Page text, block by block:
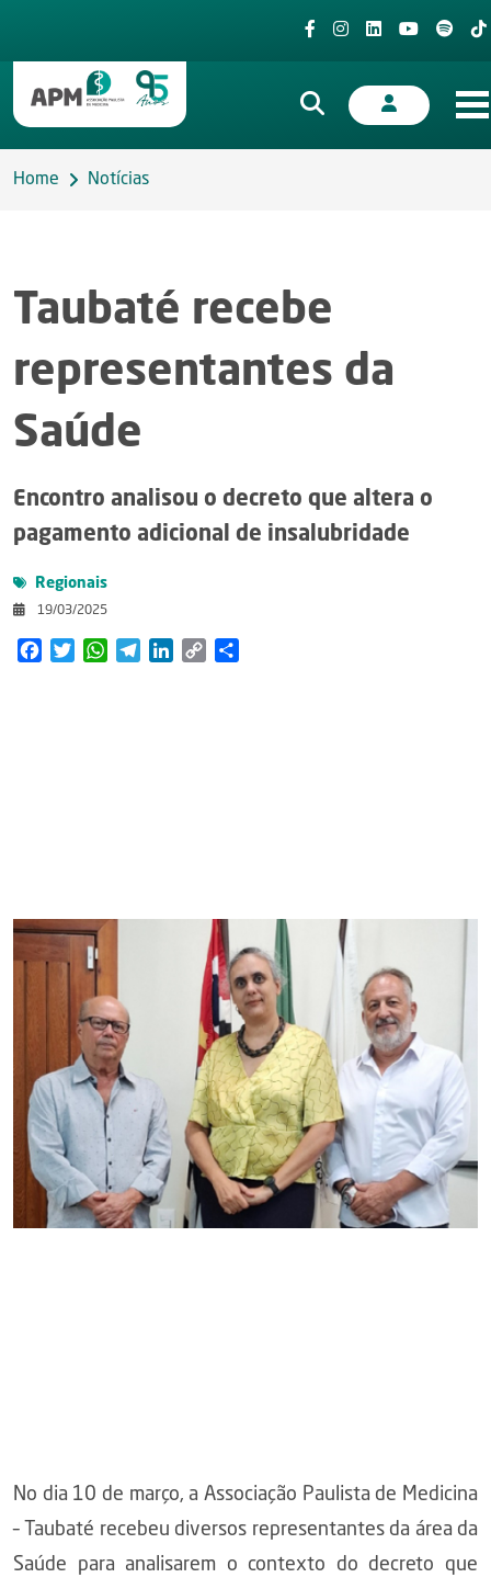
Home Notícias
Taubaté recebe
representantes da
Saúde
Encontro analisou o decreto que altera o
pagamento adicional de insalubridade
Regionais
19/03/2025
FacebookTwitterWhatsAppTelegramLinkedIn
Copy
No dia 10 de março, a Associação Paulista de Medicina
– Taubaté recebeu diversos representantes da área da
Saúde para analisarem o contexto do decreto que